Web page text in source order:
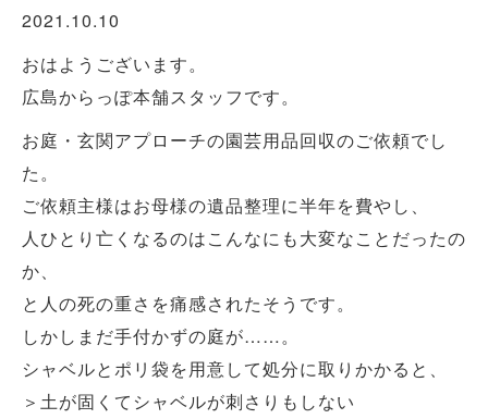
2021.10.10
おはようございます。
広島からっぽ本舗スタッフです。
お庭・玄関アプローチの園芸用品回収のご依頼でし
た。
ご依頼主様はお母様の遺品整理に半年を費やし、
人ひとり亡くなるのはこんなにも大変なことだったの
か、
と人の死の重さを痛感されたそうです。
しかしまだ手付かずの庭が……。
シャベルとポリ袋を用意して処分に取りかかると、
＞土が固くてシャベルが刺さりもしない